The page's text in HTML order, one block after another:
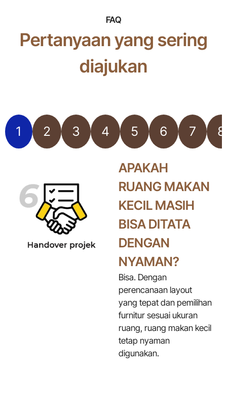
FAQ
Pertanyaan yang sering
diajukan
1 2 3 4 5 6 7 8
APAKAH
RUANG MAKAN
KECIL MASIH
BISA DITATA
DENGAN
NYAMAN?
Bisa. Dengan
perencanaan layout
yang tepat dan pemilihan
furnitur sesuai ukuran
ruang, ruang makan kecil
tetap nyaman
digunakan.